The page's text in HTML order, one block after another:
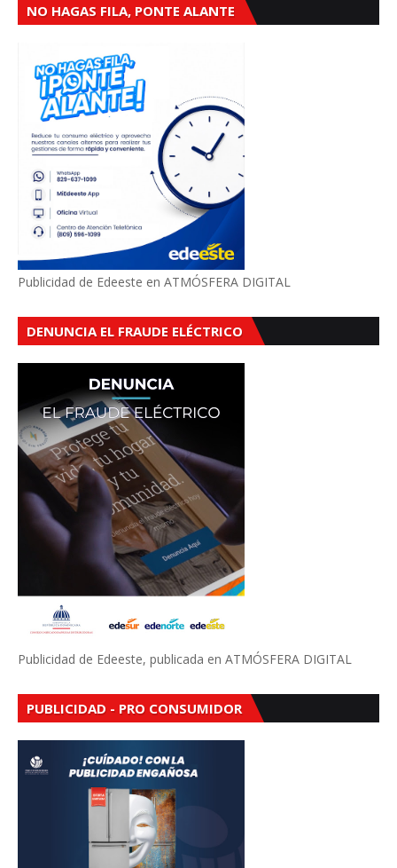
NO HAGAS FILA, PONTE ALANTE
Publicidad de Edeeste en ATMÓSFERA DIGITAL
DENUNCIA EL FRAUDE ELÉCTRICO
Publicidad de Edeeste, publicada en ATMÓSFERA DIGITAL
PUBLICIDAD - PRO CONSUMIDOR